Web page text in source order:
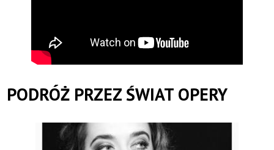
PODRÓŻ PRZEZ ŚWIAT OPERY